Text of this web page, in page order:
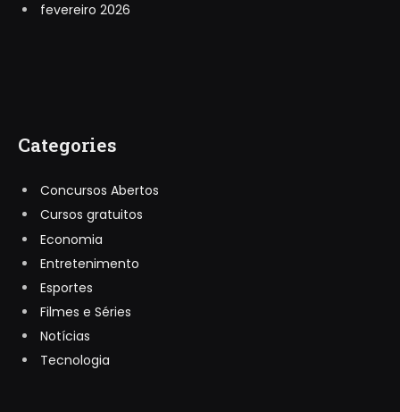
fevereiro 2026
Categories
Concursos Abertos
Cursos gratuitos
Economia
Entretenimento
Esportes
Filmes e Séries
Notícias
Tecnologia